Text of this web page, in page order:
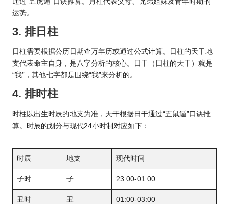
运势。
3. 排日柱
日柱需要根据公历日 期查万年历或通过公式计算。日柱的天干地
支代表命主自身，是八字分析的核心。日干（日柱的天干）就是
“我”，其他七字都是围绕“我”来分析的。
4. 排时柱
时柱以出生时辰的地支为准，天干根据日干通过“五鼠遁”口诀推
算。时辰的划分与现代24小时制对应如下：
时辰 地支 现代时间
子时 子 23:00-01:00
丑时 丑 01:00-03:00